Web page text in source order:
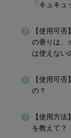
「キュキ
【使用可
の香りは、
は使えない
【使用可
の？
【使用方
を教えて？